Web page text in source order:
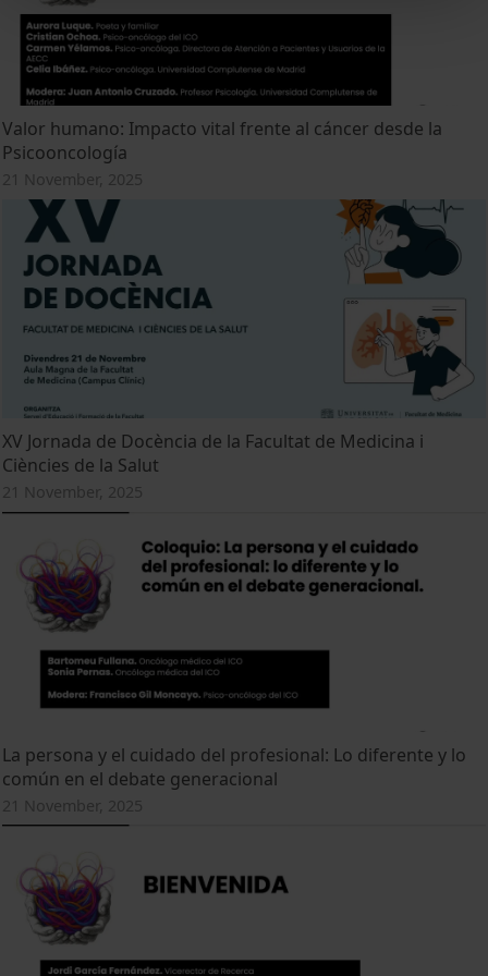
Valor humano: Impacto vital frente al cáncer desde la
Psicooncología
21 November, 2025
XV Jornada de Docència de la Facultat de Medicina i
Ciències de la Salut
21 November, 2025
La persona y el cuidado del profesional: Lo diferente y lo
común en el debate generacional
21 November, 2025